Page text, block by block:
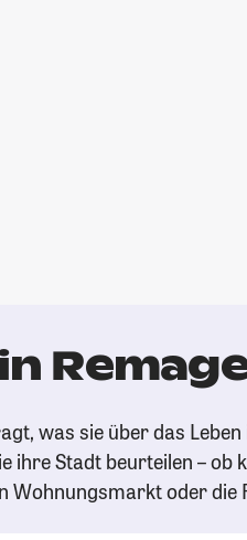
was sie über das Leben
ihre Stadt beurteilen – ob
Wohnungsmarkt oder